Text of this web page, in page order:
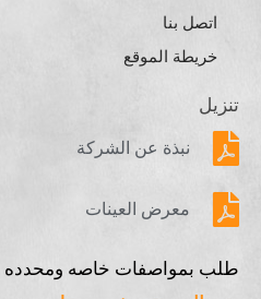
اتصل بنا
خريطة الموقع
تنزيل
نبذة عن الشركة
معرض العينات
طلب بمواصفات خاصه ومحدده